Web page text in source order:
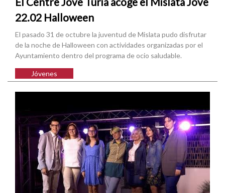
22.02 Halloween
El pasado 31 de octubre la juventud de Mislata pudo disfrutar
de la noche de Halloween con actividades organizadas por el
Ayuntamiento dentro del programa de ocio saludable.
Jóvenes